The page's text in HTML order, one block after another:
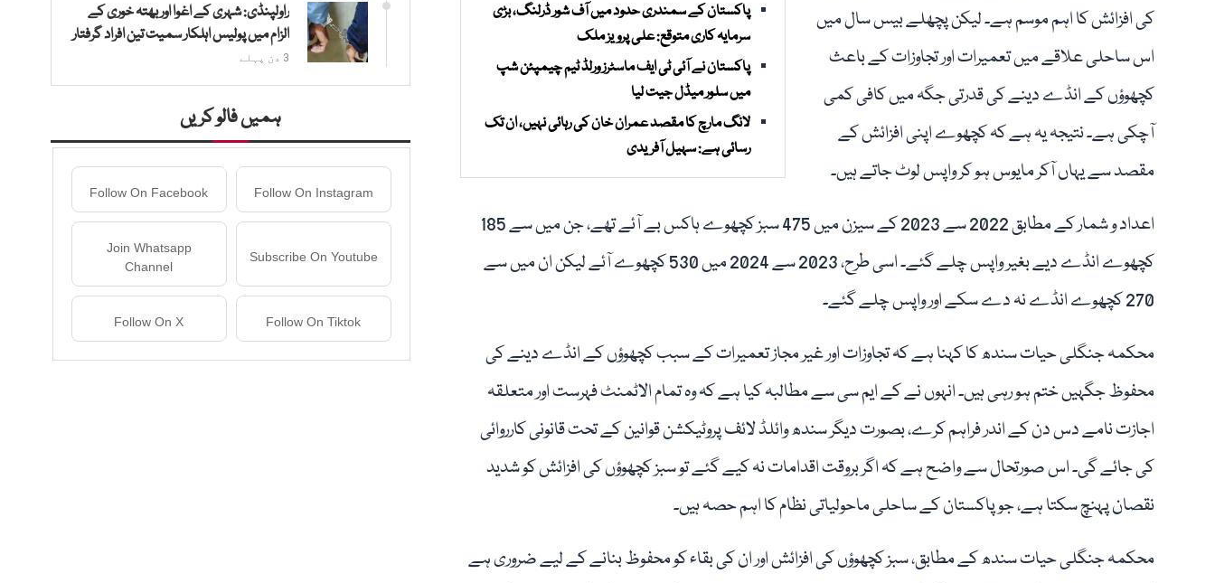
پاکستان کے سمندری حدود میں آف شور ڈرلنگ، بڑی
سرمایہ کاری متوقع: علی پرویز ملک
پاکستان نے آئی ٹی ایف ماسٹرز ورلڈ ٹیم چیمپئن شپ
میں سلور میڈل جیت لیا
لانگ مارچ کا مقصد عمران خان کی رہائی نہیں، ان تک
رسائی ہے: سہیل آفریدی
کی افزائش کا اہم موسم ہے۔ لیکن پچھلے بیس سال میں
اس ساحلی علاقے میں تعمیرات اور تجاوزات کے باعث
کچھوؤں کے انڈے دینے کی قدرتی جگہ میں کافی کمی
آچکی ہے۔ نتیجہ یہ ہے کہ کچھوے اپنی افزائش کے
مقصد سے یہاں آکر مایوس ہو کر واپس لوٹ جاتے ہیں۔
اعداد و شمار کے مطابق 2022 سے 2023 کے سیزن میں 475 سبز کچھوے ہاکس بے آئے تھے، جن میں سے 185
کچھوے انڈے دیے بغیر واپس چلے گئے۔ اسی طرح، 2023 سے 2024 میں 530 کچھوے آئے لیکن ان میں سے
270 کچھوے انڈے نہ دے سکے اور واپس چلے گئے۔
محکمہ جنگلی حیات سندھ کا کہنا ہے کہ تجاوزات اور غیر مجاز تعمیرات کے سبب کچھوؤں کے انڈے دینے کی
محفوظ جگہیں ختم ہو رہی ہیں۔ انہوں نے کے ایم سی سے مطالبہ کیا ہے کہ وہ تمام الاٹمنٹ فہرست اور متعلقہ
اجازت نامے دس دن کے اندر فراہم کرے، بصورت دیگر سندھ وائلڈ لائف پروٹیکشن قوانین کے تحت قانونی کارروائی
کی جائے گی۔ اس صورتحال سے واضح ہے کہ اگر بروقت اقدامات نہ کیے گئے تو سبز کچھوؤں کی افزائش کو شدید
نقصان پہنچ سکتا ہے، جو پاکستان کے ساحلی ماحولیاتی نظام کا اہم حصہ ہیں۔
محکمہ جنگلی حیات سندھ کے مطابق، سبز کچھوؤں کی افزائش اور ان کی بقاء کو محفوظ بنانے کے لیے ضروری ہے
راولپنڈی: شہری کے اغوا اور بھتہ خوری کے
الزام میں پولیس اہلکار سمیت تین افراد گرفتار
3 دن پہلے
ہمیں فالو کریں
Follow On Instagram
Follow On Facebook
Subscribe On Youtube
Join Whatsapp
Channel
Follow On Tiktok
Follow On X